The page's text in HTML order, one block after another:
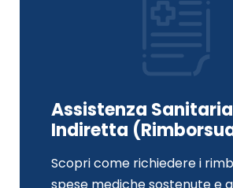
Assistenza Sanitaria
Indiretta
Scopri come richiedere i